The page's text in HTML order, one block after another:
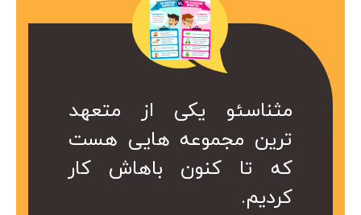
مثناسئو یک
برای ما
هست که
مثناسئو یکی از متعهد
ترین مجموعه هایی هست
که تا کنون باهاش کار
کردیم.
مجموعه در
هست.
کمتر از یک
ارزشمند
کا سال ها
از خدمات
استفاده
از متعهد
هایی هست
باهاش کار